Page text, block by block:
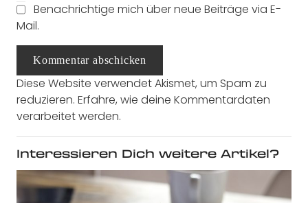
Benachrichtige mich über neue Beiträge via E-
Mail.
Kommentar abschicken
Diese Website verwendet Akismet, um Spam zu
reduzieren. Erfahre, wie deine Kommentardaten
verarbeitet werden.
Interessieren Dich weitere Artikel?